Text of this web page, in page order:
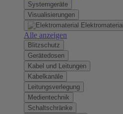
Systemgeräte
Visualisierungen
Elektromaterial
Alle anzeigen
Blitzschutz
Gerätedosen
Kabel und Leitungen
Kabelkanäle
Leitungsverlegung
Medientechnik
Schaltschränke